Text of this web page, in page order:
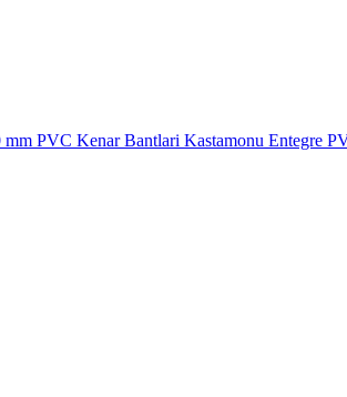
mm PVC Kenar Bantlari Kastamonu Entegre